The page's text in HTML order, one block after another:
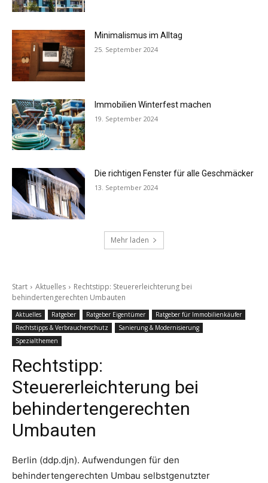
Minimalismus im Alltag
25. September 2024
Immobilien Winterfest machen
19. September 2024
Die richtigen Fenster für alle Geschmäcker
13. September 2024
Mehr laden